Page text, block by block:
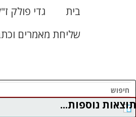
בית גדי פולק
שליחת מאמרים
תוצאות נוספות...